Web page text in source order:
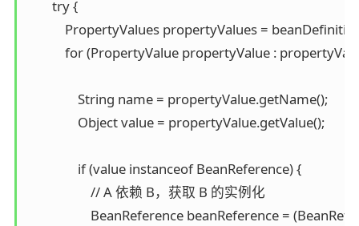
        try {
PropertyValues propertyValues =
for (PropertyValue propertyValue :
                String name = propertyValue.getName();
                Object value = propertyValue.getValue();
                if (value instanceof BeanReference) {
                    // A 依赖 B，获取 B 的实例化
BeanReference beanReference =